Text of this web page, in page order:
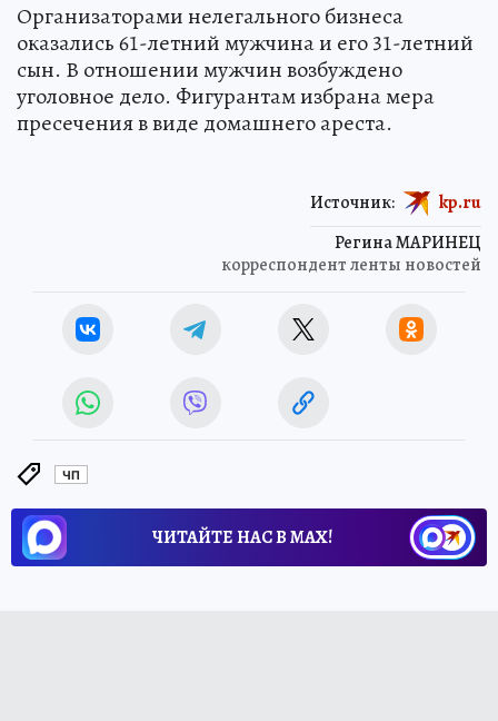
Организаторами нелегального бизнеса
оказались 61-летний мужчина и его 31-летний
сын. В отношении мужчин возбуждено
уголовное дело. Фигурантам избрана мера
пресечения в виде домашнего ареста.
Регина МАРИНЕЦ
корреспондент ленты новостей
Источник: kp.ru
ЧП
ЧИТАЙТЕ НАС В МАХ!